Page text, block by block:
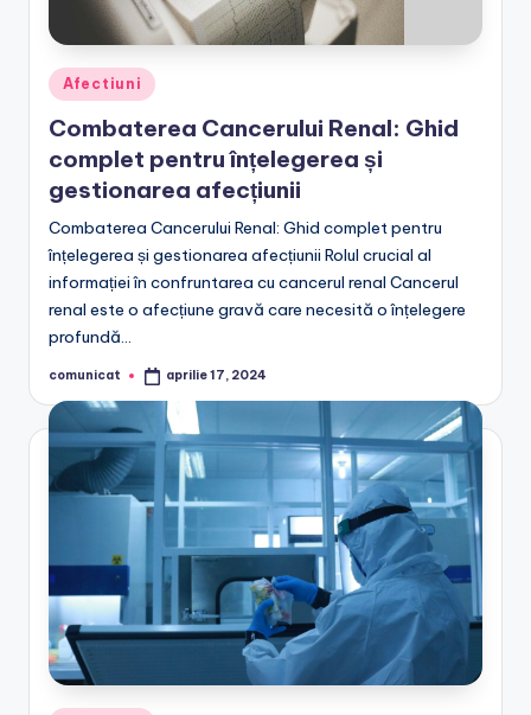
Posted
in
Afectiuni
Combaterea Cancerului Renal: Ghid
complet pentru înțelegerea și
gestionarea afecțiunii
Combaterea Cancerului Renal: Ghid complet pentru
înțelegerea și gestionarea afecțiunii Rolul crucial al
informației în confruntarea cu cancerul renal Cancerul
renal este o afecțiune gravă care necesită o înțelegere
profundă…
Posted
comunicat aprilie 17, 2024